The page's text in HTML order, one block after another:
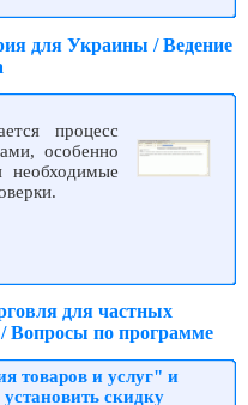
для Украины / Ведение
процесс
особенно
для частных
Вопросы по программе
товаров и услуг" и
скидку